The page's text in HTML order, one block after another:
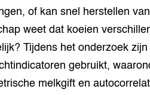
of kan snel herstellen
weet dat koeien
Tijdens het onderzoek
gebruikt,
melkgift en